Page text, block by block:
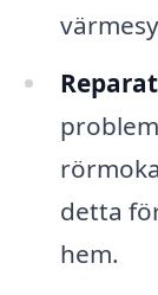
detta
hem.